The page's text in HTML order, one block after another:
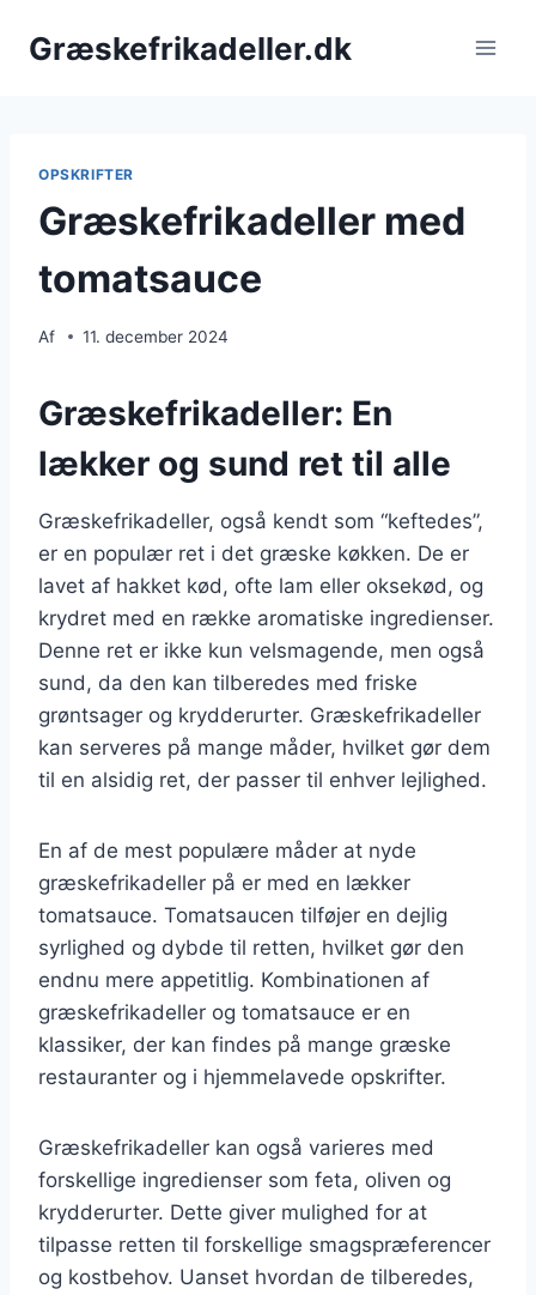
Græskefrikadeller.dk
OPSKRIFTER
Græskefrikadeller med
tomatsauce
Af 11. december 2024
Græskefrikadeller: En
lækker og sund ret til alle
Græskefrikadeller, også kendt som “keftedes”,
er en populær ret i det græske køkken. De er
lavet af hakket kød, ofte lam eller oksekød, og
krydret med en række aromatiske ingredienser.
Denne ret er ikke kun velsmagende, men også
sund, da den kan tilberedes med friske
grøntsager og krydderurter. Græskefrikadeller
kan serveres på mange måder, hvilket gør dem
til en alsidig ret, der passer til enhver lejlighed.
En af de mest populære måder at nyde
græskefrikadeller på er med en lækker
tomatsauce. Tomatsaucen tilføjer en dejlig
syrlighed og dybde til retten, hvilket gør den
endnu mere appetitlig. Kombinationen af
græskefrikadeller og tomatsauce er en
klassiker, der kan findes på mange græske
restauranter og i hjemmelavede opskrifter.
Græskefrikadeller kan også varieres med
forskellige ingredienser som feta, oliven og
krydderurter. Dette giver mulighed for at
tilpasse retten til forskellige smagspræferencer
og kostbehov. Uanset hvordan de tilberedes,